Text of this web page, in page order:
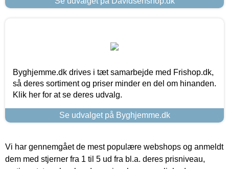
Byghjemme.dk drives i tæt samarbejde med Frishop.dk,
så deres sortiment og priser minder en del om hinanden.
Klik her for at se deres udvalg.
Se udvalget på Byghjemme.dk
Vi har gennemgået de mest populære webshops og anmeldt
dem med stjerner fra 1 til 5 ud fra bl.a. deres prisniveau,